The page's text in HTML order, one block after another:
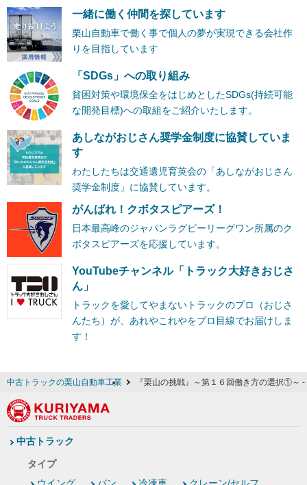
一緒に働く仲間を探しています
栗山自動車で働く事で個人の夢が実現できる会社作
りを目指しています
「SDGs」への取り組み
貧困対策や環境保全をはじめとしたSDGs(持続可能
な開発目標)への取組をご紹介いたします。
あしながおじさん奨学金制度に協賛していま
す
わたしたちは交通遺児育英会の「あしながおじさん
奨学金制度」に協賛しています。
がんばれ！クボタスピアーズ！
日本最高峰のジャパンラグビーリーグワン所属のク
ボタスピアーズを応援しています。
YouTubeチャンネル「トラック大好きおじさ
ん」
トラックを愛してやまないトラックのプロ（おじさ
んたち）が、あれやこれやをプロ目線でお届けしま
す！
中古トラックの栗山自動車工業 『栗山の挑戦』～第１６回働き方の選択①～
中古トラック
タイプ